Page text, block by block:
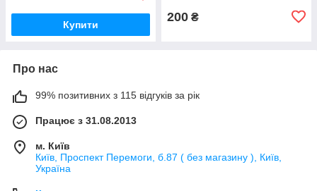
Купити
200 ₴
Про нас
99% позитивних з 115 відгуків за рік
Працює з 31.08.2013
м. Київ
Київ, Проспект Перемоги, б.87 ( без магазину ), Київ,
Україна